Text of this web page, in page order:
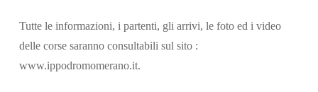
Tutte le informazioni, i partenti, gli arrivi, le foto ed i video
delle corse saranno consultabili sul sito :
www.ippodromomerano.it.